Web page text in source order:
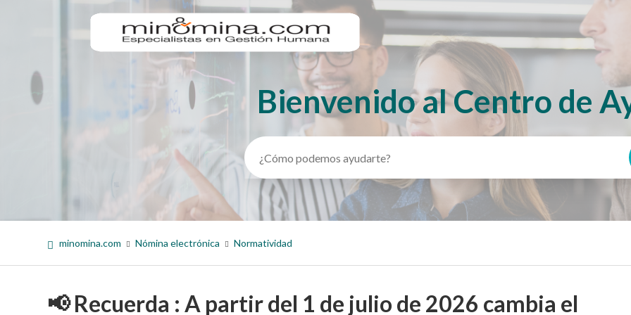
Búsqueda
Bienvenido al Centro de
minomina.com Nómina electrónica Normatividad
📢 Recuerda : A partir del 1 de julio de 2026 cambia el